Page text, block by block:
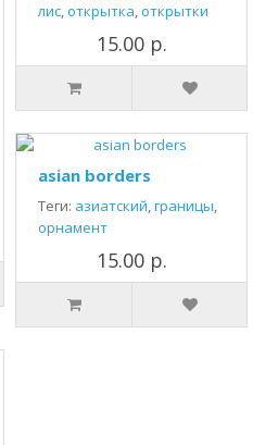
лис,открытка,открытки
15.00 р.
asian borders
Теги: азиатский,границы,
орнамент
15.00 р.